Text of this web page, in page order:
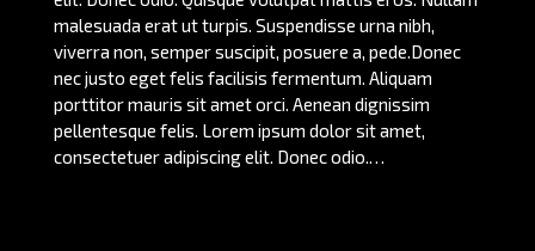
malesuada erat ut turpis. Suspendisse urna nibh,
viverra non, semper suscipit, posuere a, pede.Donec
nec justo eget felis facilisis fermentum. Aliquam
porttitor mauris sit amet orci. Aenean dignissim
pellentesque felis. Lorem ipsum dolor sit amet,
consectetuer adipiscing elit. Donec odio.…